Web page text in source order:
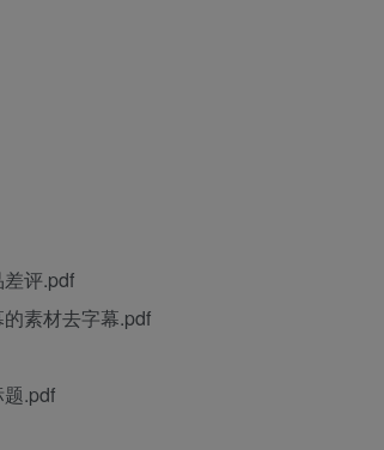
评.pdf
素材去字幕.pdf
.pdf